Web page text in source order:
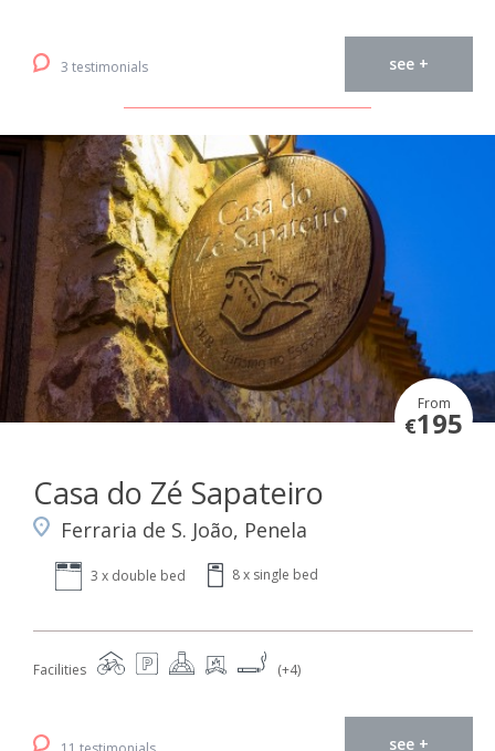
3 testimonials see +
From
€195
Casa do Zé Sapateiro
Ferraria de S. João, Penela
3 x double bed 8 x single bed
Facilities (+4)
see +